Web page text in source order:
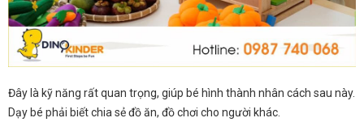
Đây là kỹ năng rất quan trọng, giúp bé hình thành nhân cách sau này.
Dạy bé phải biết chia sẻ đồ ăn, đồ chơi cho người khác.